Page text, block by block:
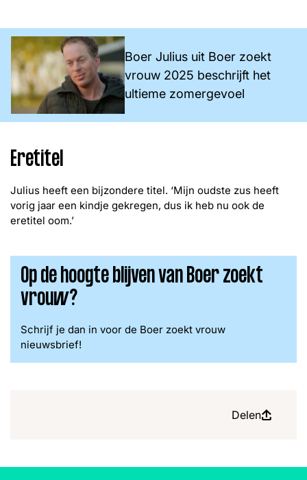
Boer Julius uit Boer zoekt
vrouw 2025 beschrijft het
ultieme zomergevoel
Eretitel
Julius heeft een bijzondere titel. ‘Mijn oudste zus heeft
vorig jaar een kindje gekregen, dus ik heb nu ook de
eretitel oom.’
Op de hoogte blijven van Boer zoekt
vrouw?
Schrijf je dan in voor de Boer zoekt vrouw
nieuwsbrief!
Delen